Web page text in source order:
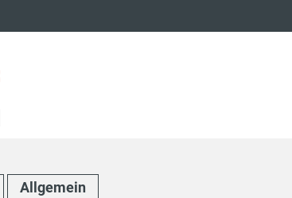
Allgemein